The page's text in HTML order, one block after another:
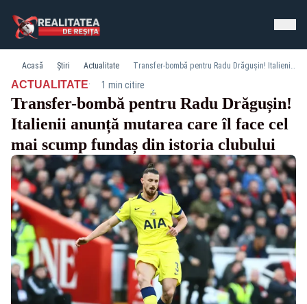
Acasă Știri Actualitate Transfer-bombă pentru Radu Drăgușin! Italienii anunță mutarea care îl face cel mai scump fundaș din istoria clubului
ACTUALITATE· 1 min citire
Transfer-bombă pentru Radu Drăgușin!
Italienii anunță mutarea care îl face cel
mai scump fundaș din istoria clubului